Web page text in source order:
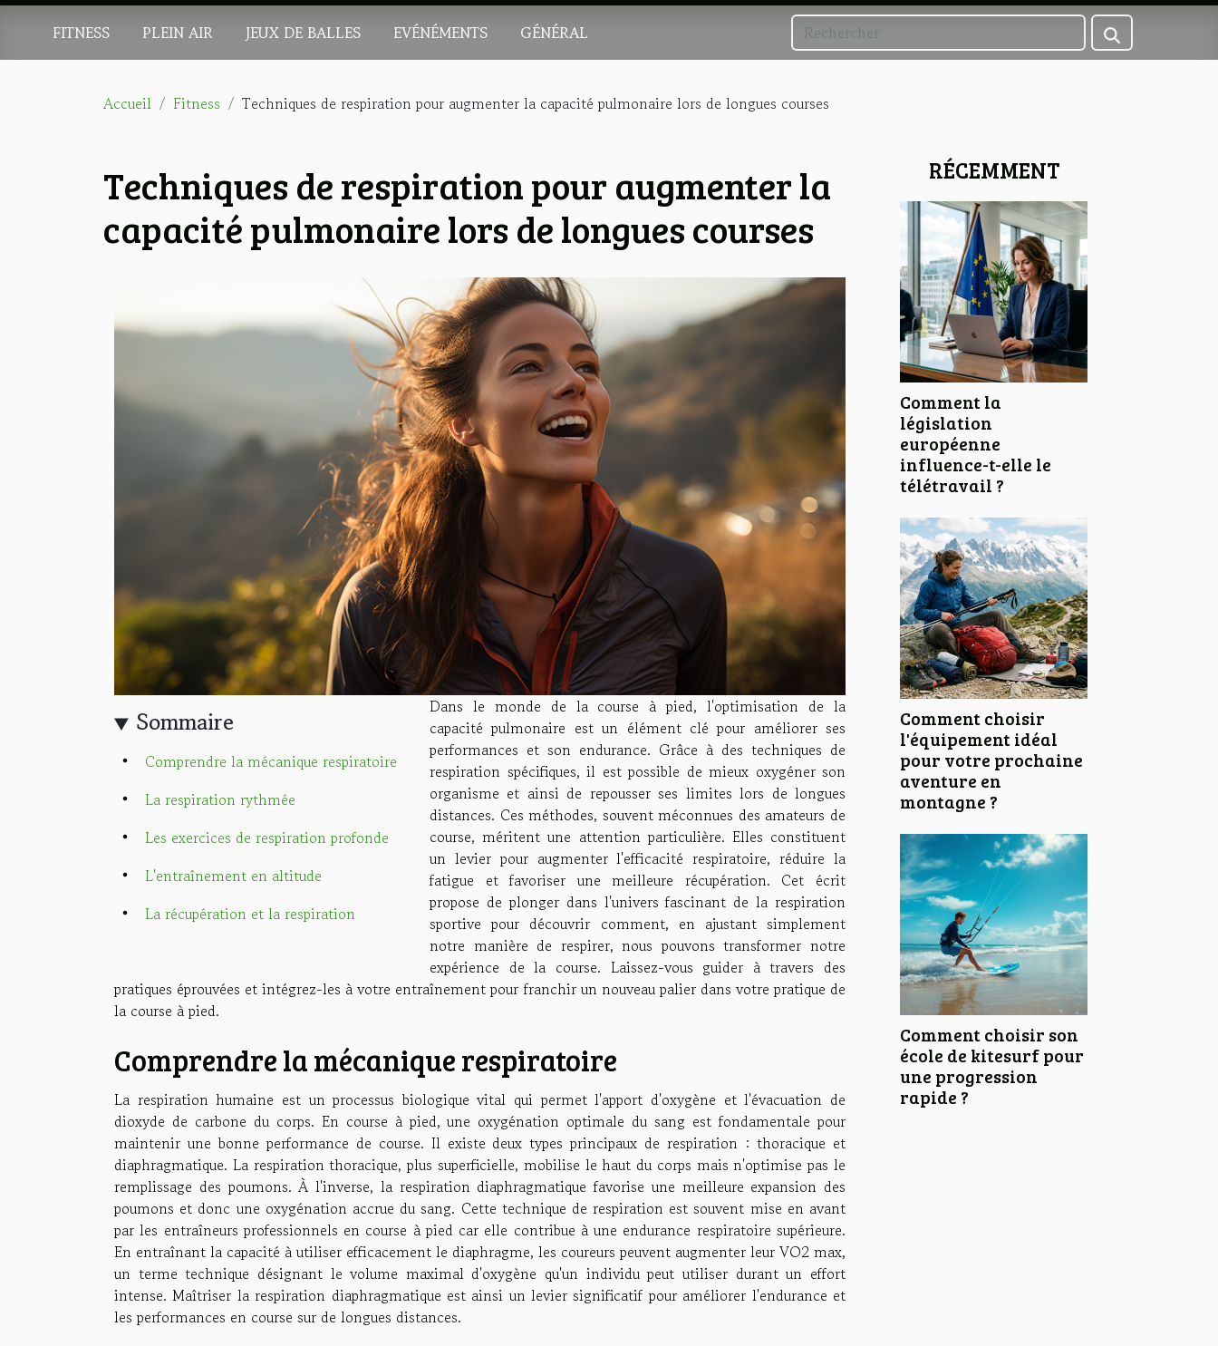
FITNESS PLEIN AIR JEUX DE BALLES EVÉNÉMENTS GÉNÉRAL
Accueil Fitness Techniques de respiration pour augmenter la capacité pulmonaire lors de longues courses
Techniques de respiration pour augmenter la
capacité pulmonaire lors de longues courses
Sommaire
Comprendre la mécanique respiratoire
La respiration rythmée
Les exercices de respiration profonde
L'entraînement en altitude
La récupération et la respiration
Dans le monde de la course à pied, l'optimisation de la
capacité pulmonaire est un élément clé pour améliorer ses
performances et son endurance. Grâce à des techniques de
respiration spécifiques, il est possible de mieux oxygéner son
organisme et ainsi de repousser ses limites lors de longues
distances. Ces méthodes, souvent méconnues des amateurs de
course, méritent une attention particulière. Elles constituent
un levier pour augmenter l'efficacité respiratoire, réduire la
fatigue et favoriser une meilleure récupération. Cet écrit
propose de plonger dans l'univers fascinant de la respiration
sportive pour découvrir comment, en ajustant simplement
notre manière de respirer, nous pouvons transformer notre
expérience de la course. Laissez-vous guider à travers des
pratiques éprouvées et intégrez-les à votre entraînement pour franchir un nouveau palier dans votre pratique de
la course à pied.
Comprendre la mécanique respiratoire
La respiration humaine est un processus biologique vital qui permet l'apport d'oxygène et l'évacuation de
dioxyde de carbone du corps. En course à pied, une oxygénation optimale du sang est fondamentale pour
maintenir une bonne performance de course. Il existe deux types principaux de respiration : thoracique et
diaphragmatique. La respiration thoracique, plus superficielle, mobilise le haut du corps mais n'optimise pas le
remplissage des poumons. À l'inverse, la respiration diaphragmatique favorise une meilleure expansion des
poumons et donc une oxygénation accrue du sang. Cette technique de respiration est souvent mise en avant
par les entraîneurs professionnels en course à pied car elle contribue à une endurance respiratoire supérieure.
En entraînant la capacité à utiliser efficacement le diaphragme, les coureurs peuvent augmenter leur VO2 max,
un terme technique désignant le volume maximal d'oxygène qu'un individu peut utiliser durant un effort
intense. Maîtriser la respiration diaphragmatique est ainsi un levier significatif pour améliorer l'endurance et
les performances en course sur de longues distances.
RÉCEMMENT
Comment la
législation
européenne
influence-t-elle le
télétravail ?
Comment choisir
l'équipement idéal
pour votre prochaine
aventure en
montagne ?
Comment choisir son
école de kitesurf pour
une progression
rapide ?